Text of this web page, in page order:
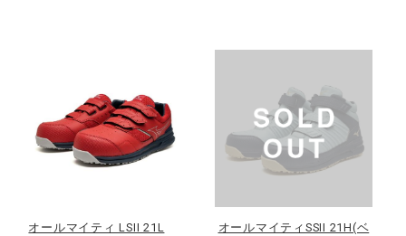
取扱店一覧
オールマイティ LSII 21L
オールマイティSSII 21H(ベ